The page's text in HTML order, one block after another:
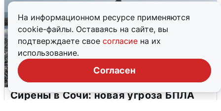
На информационном ресурсе применяются
cookie-файлы. Оставаясь на сайте, вы
подтверждаете свое согласие на их
использование.
Согласен
Сирены в Сочи: новая угроза БПЛА